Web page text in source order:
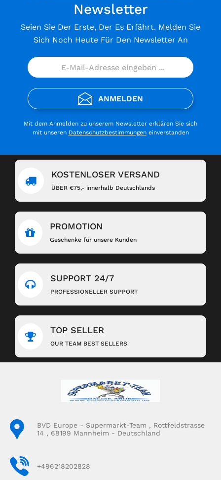
Newsletter
Seien Sie Der Erste, Der Es Erfährt. Melden Sie
Sich Noch Heute Für Den Newsletter An
ANMELDEN
Mit dem Anmelden zu unserem Newsletter erklären Sie sich
mit unseren Datenschutzbestimmungeneinverstanden
KOSTENLOSER VERSAND
ÜBER €75,- innerhalb Deutschlands
PROMOTION
Geschenke für unsere Kunden
SUPPORT 24/7
PROFESSIONELLER SUPPORT
TOP SELLER
OUR TEAM BEST SELLERS
BVD Europe - Supermarkt-Team , Rottfeldstrasse
14 , 68199 Mannheim - Deutschland
+496218202828